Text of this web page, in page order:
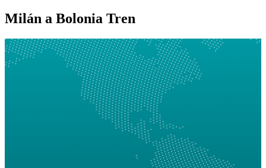
Milán a Bolonia Tren